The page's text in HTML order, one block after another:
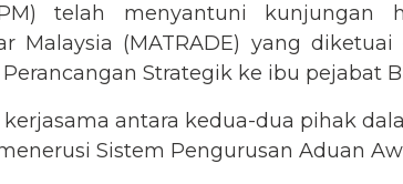
telah menyantuni kunjungan
Malaysia (MATRADE) yang diketuai
Strategik ke ibu pejabat
antara kedua-dua pihak
Sistem Pengurusan Aduan